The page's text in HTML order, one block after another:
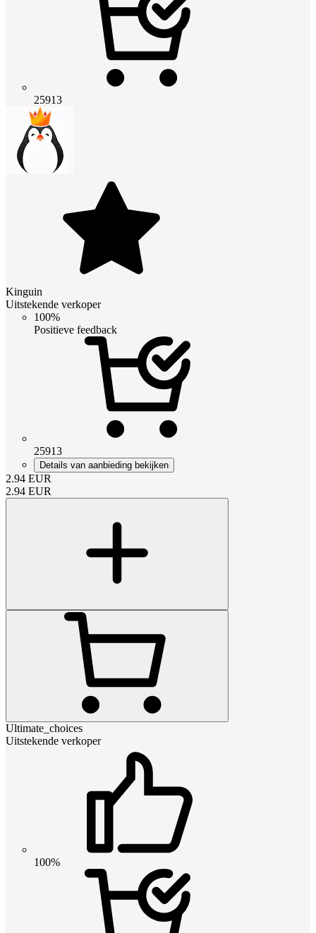
25913
Kinguin
Uitstekende verkoper
100%
Positieve feedback
25913
Details van aanbieding bekijken
2.94 EUR
2.94 EUR
Ultimate_choices
Uitstekende verkoper
100%